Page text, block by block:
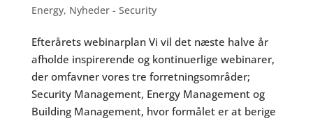
Energy, Nyheder - Security
Efterårets webinarplan Vi vil det næste halve år
afholde inspirerende og kontinuerlige webinarer,
der omfavner vores tre forretningsområder;
Security Management, Energy Management og
Building Management, hvor formålet er at berige